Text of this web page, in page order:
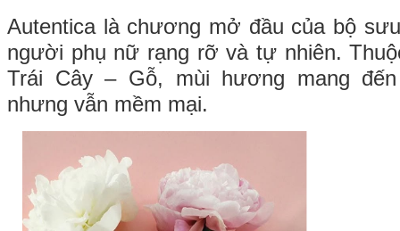
Autentica là chương mở đầu của bộ
người phụ nữ rạng rỡ và tự nhiên.
Trái Cây – Gỗ, mùi hương mang
nhưng vẫn mềm mại.